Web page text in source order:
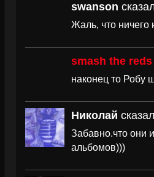
swanson
Жаль, что ничего
smash the reds
наконец то Робу
Николай
Забавно.что они
альбомов)))